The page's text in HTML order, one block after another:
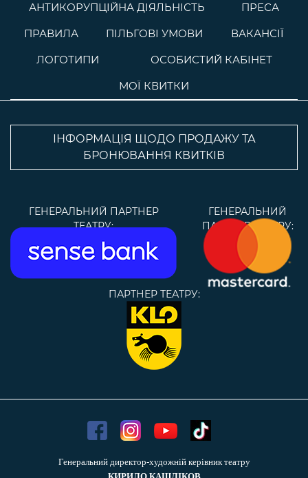
АНТИКОРУПЦІЙНА ДІЯЛЬНІСТЬ
ПРЕСА
ПРАВИЛА
ПІЛЬГОВІ УМОВИ
ВАКАНСІЇ
ЛОГОТИПИ
ОСОБИСТИЙ КАБІНЕТ
МОЇ КВИТКИ
ІНФОРМАЦІЯ ЩОДО ПРОДАЖУ ТА
БРОНЮВАННЯ КВИТКІВ
ГЕНЕРАЛЬНИЙ ПАРТНЕР
ТЕАТРУ:
ГЕНЕРАЛЬНИЙ
ПАРТНЕР ТЕАТРУ:
ПАРТНЕР ТЕАТРУ:
Генеральний директор-художній керівник театру